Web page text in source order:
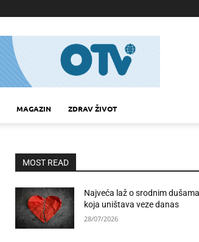
MAGAZIN ZDRAV ŽIVOT
MOST READ
Najveća laž o srodnim dušama
koja uništava veze danas
28/07/2026